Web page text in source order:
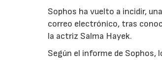
Sophos ha vuelto a incidir,
correo electrónico, tras
la actriz Salma Hayek.
Según el informe de Sophos,